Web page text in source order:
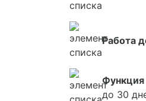
Работа
до 30